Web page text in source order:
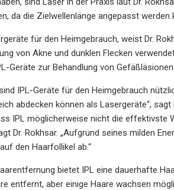
da die Zielwellenlänge angepasst
für den Heimgebrauch, weist Dr.
von Akne und dunklen Flecken
Geräte zur Behandlung von
IPL-Geräte für den Heimgebrauch
abdecken können als Lasergeräte“,
IPL möglicherweise nicht die
Dr. Rokhsar. „Aufgrund seines milden
den Haarfollikel ab.“
bietet IPL eine dauerhafte
entfernt, aber einige Haare wachsen